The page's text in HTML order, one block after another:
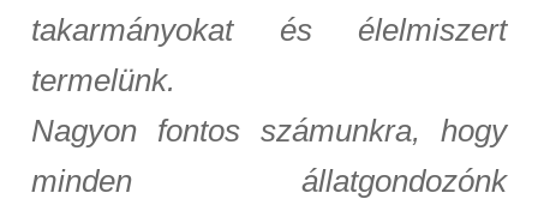
takarmányokat és élelmiszert
termelünk.
Nagyon fontos számunkra, hogy
minden állatgondozónk